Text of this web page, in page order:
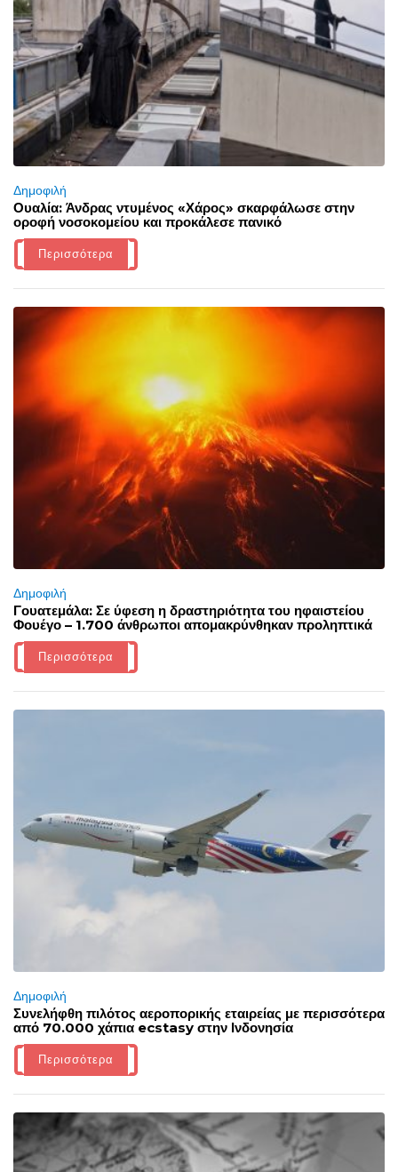
Δημοφιλή
Ουαλία: Άνδρας ντυμένος «Χάρος» σκαρφάλωσε στην
οροφή νοσοκομείου και προκάλεσε πανικό
Περισσότερα
Δημοφιλή
Γουατεμάλα: Σε ύφεση η δραστηριότητα του ηφαιστείου
Φουέγο – 1.700 άνθρωποι απομακρύνθηκαν προληπτικά
Περισσότερα
Δημοφιλή
Συνελήφθη πιλότος αεροπορικής εταιρείας με περισσότερα
από 70.000 χάπια ecstasy στην Ινδονησία
Περισσότερα